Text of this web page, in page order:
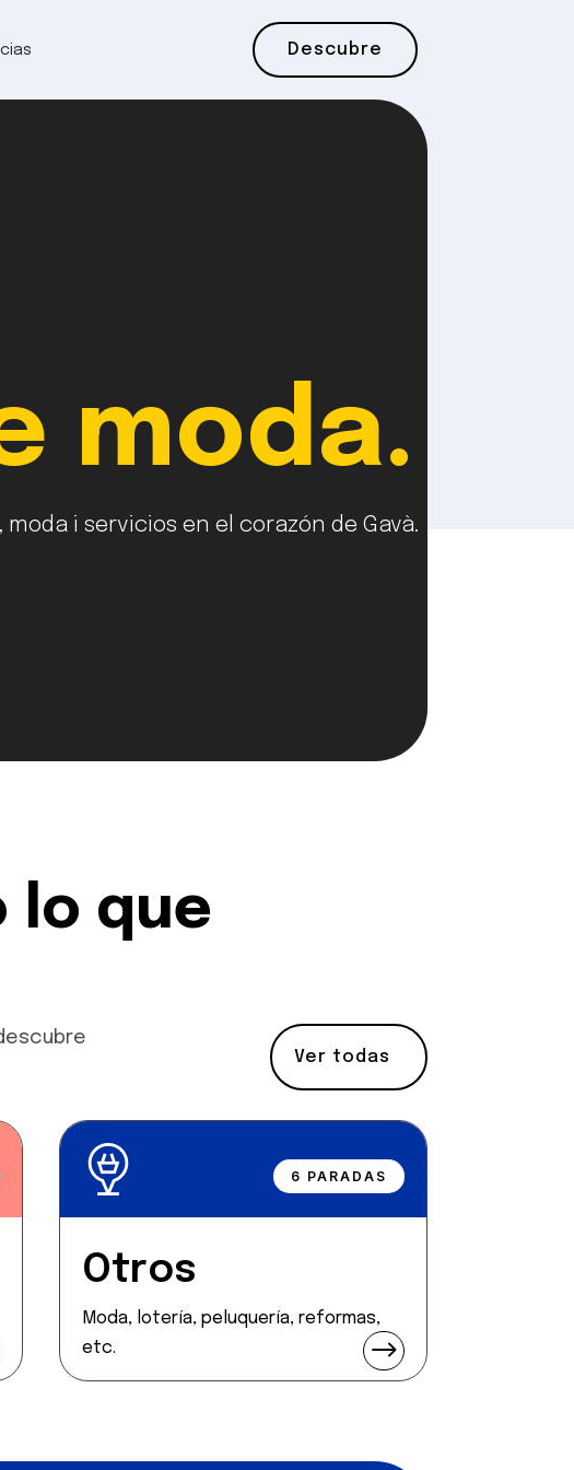
Descubre
moda.
i servicios en el corazón de Gavà.
lo que
Ver todas
6 PARADAS
Otros
Moda, lotería, peluquería, reformas,
etc.
$